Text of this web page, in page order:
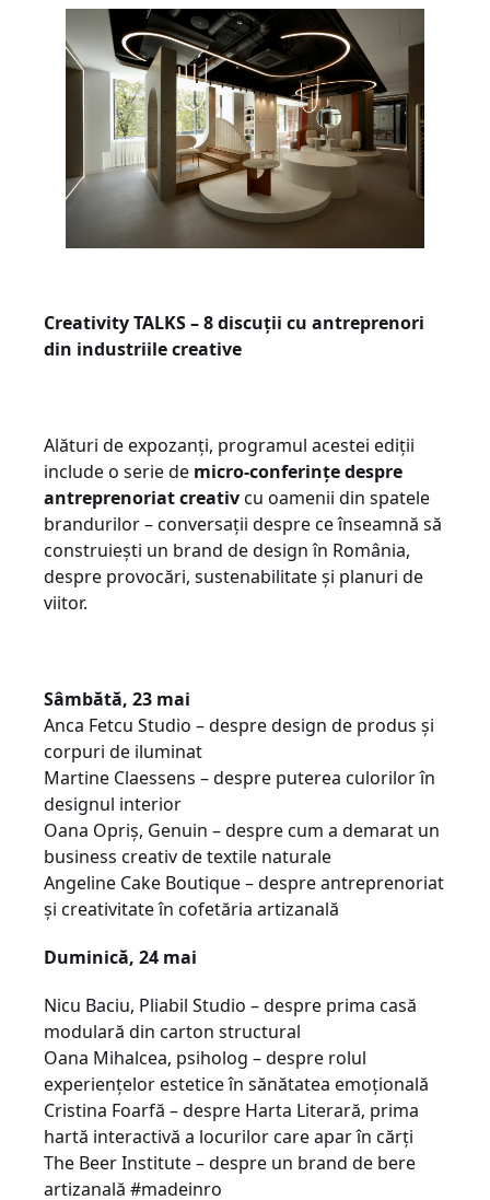
Creativity TALKS – 8 discuții cu antreprenori
din industriile creative
Alături de expozanți, programul acestei ediții
include o serie de micro-conferințe despre
antreprenoriat creativcu oamenii din spatele
brandurilor – conversații despre ce înseamnă să
construiești un brand de design în România,
despre provocări, sustenabilitate și planuri de
viitor.
Sâmbătă, 23 mai
Anca Fetcu Studio – despre design de produs și
corpuri de iluminat
Martine Claessens – despre puterea culorilor în
designul interior
Oana Opriș, Genuin – despre cum a demarat un
business creativ de textile naturale
Angeline Cake Boutique – despre antreprenoriat
și creativitate în cofetăria artizanală
Duminică, 24 mai
Nicu Baciu, Pliabil Studio – despre prima casă
modulară din carton structural
Oana Mihalcea, psiholog – despre rolul
experiențelor estetice în sănătatea emoțională
Cristina Foarfă – despre Harta Literară, prima
hartă interactivă a locurilor care apar în cărți
The Beer Institute – despre un brand de bere
artizanală #madeinro